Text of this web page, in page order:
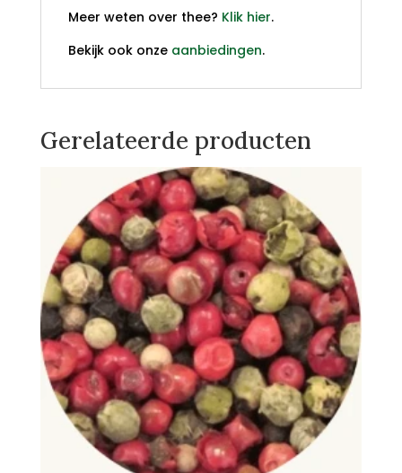
Meer weten over thee? Klik hier.
Bekijk ook onze aanbiedingen.
Gerelateerde producten